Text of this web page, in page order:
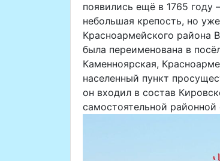
появились ещё в 1765 году
небольшая крепость, но
Красноармейского района
была переименована в
Каменноярская,
населенный пункт
он входил в состав
самостоятельной